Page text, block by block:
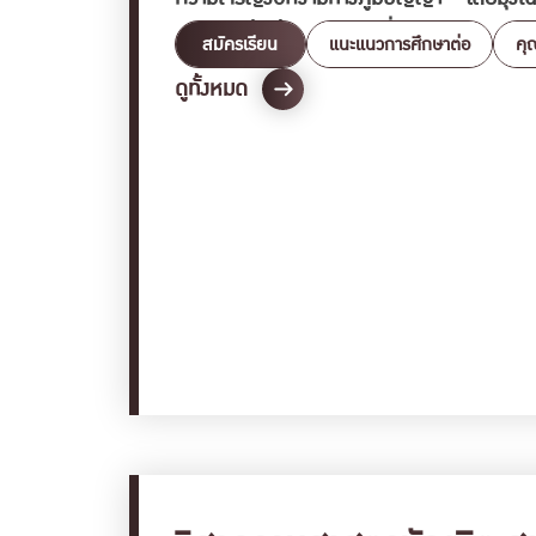
ประยุกต์ใช้อย่างเหมาะสมเพื่อการพัฒนาเทค
ร่วมกับผู้อื่นอย่างสร้างสรรค์และมีคุณธรรม
วิศวกรรมซอฟต์แวร์และความรู้ ที่มีทักษะด้าน
READ MORE “วิศวกรรมศาสตรบัณฑิต สาขา
สมัครเรียน แนะแนวการศึกษาต่อ คุ
ดูทั้งหมด